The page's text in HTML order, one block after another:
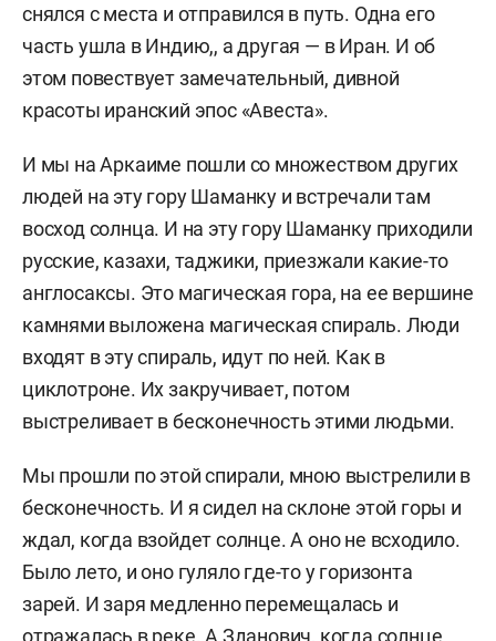
снялся с места и отправился в путь. Одна его
часть ушла в Индию,, а другая — в Иран. И об
этом повествует замечательный, дивной
красоты иранский эпос «Авеста».
И мы на Аркаиме пошли со множеством других
людей на эту гору Шаманку и встречали там
восход солнца. И на эту гору Шаманку приходили
русские, казахи, таджики, приезжали какие-то
англосаксы. Это магическая гора, на ее вершине
камнями выложена магическая спираль. Люди
входят в эту спираль, идут по ней. Как в
циклотроне. Их закручивает, потом
выстреливает в бесконечность этими людьми.
Мы прошли по этой спирали, мною выстрелили в
бесконечность. И я сидел на склоне этой горы и
ждал, когда взойдет солнце. А оно не всходило.
Было лето, и оно гуляло где-то у горизонта
зарей. И заря медленно перемещалась и
отражалась в реке. А Зданович, когда солнце